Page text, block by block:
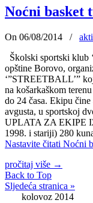
Noćni basket
On 06/08/2014 /
Školski sportski klub
opštine Borovo,
‘”STREETBALL’”
na košarkaškom
do 24 časa. Ekipu
avgusta, u sportskoj
UPLATA ZA EKIPE
1998. i stariji) 280
Nastavite čitati Noćni
pročitaj više →
Back to Top
Sljedeća stranica »
kolovoz 2014